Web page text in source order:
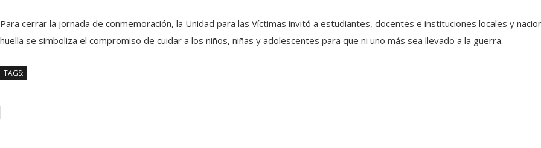
Para cerrar la jornada de conmemoración, la Unidad para las Víctimas invitó a estudiantes, docentes e instituciones locales y
huella se simboliza el compromiso de cuidar a los niños, niñas y adolescentes para que ni uno más sea llevado a la guerra.
TAGS: